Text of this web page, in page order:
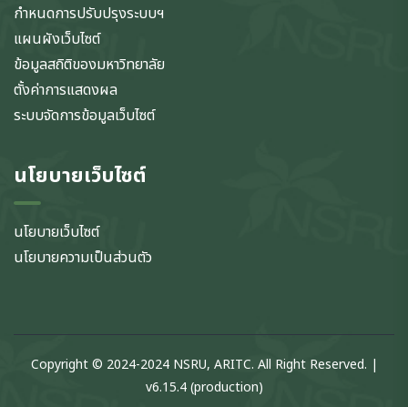
กำหนดการปรับปรุงระบบฯ
แผนผังเว็บไซต์
ข้อมูลสถิติของมหาวิทยาลัย
ตั้งค่าการแสดงผล
ระบบจัดการข้อมูลเว็บไซต์
นโยบายเว็บไซต์
นโยบายเว็บไซต์
นโยบายความเป็นส่วนตัว
Copyright © 2024-2024 NSRU, ARITC. All Right Reserved. |
v6.15.4 (production)